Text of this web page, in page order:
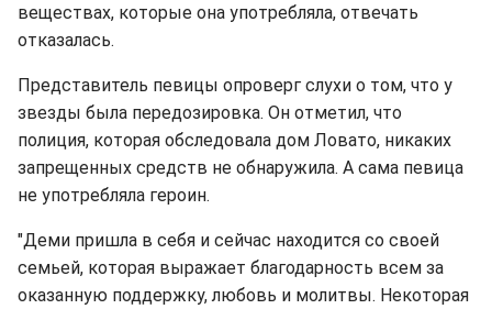
веществах, которые она употребляла, отвечать
отказалась.
Представитель певицы опроверг слухи о том, что у
звезды была передозировка. Он отметил, что
полиция, которая обследовала дом Ловато, никаких
запрещенных средств не обнаружила. А сама певица
не употребляла героин.
"Деми пришла в себя и сейчас находится со своей
семьей, которая выражает благодарность всем за
оказанную поддержку, любовь и молитвы. Некоторая